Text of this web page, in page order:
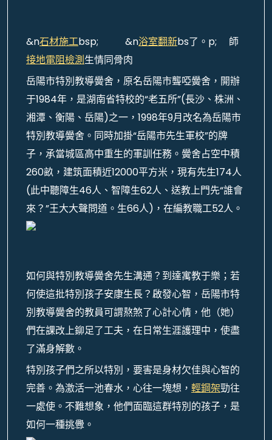
&n石材施工bsp; &n浴室翻新bs了。p; 師
接地電阻檢測生情同骨肉
岳陽市特別教導黌舍，原名岳陽市聾啞黌舍，開辦
于1984年，是湖南省特校的“老五所”(長沙、株洲、
湘潭、衡陽、岳陽)之一，1998年9月改名為岳陽市
特別教導黌舍。同時加掛“岳陽市先生軍校”的牌
子，承當城區高中重生的軍訓任務。黌舍占空中積
260畝，建筑面積近12000平方米，現有先生174人
(此中聽障生46人、智障生62人、送教上門先“誰會
來？”王大大聲問道。生66人)，在編教職工52人。
如何與特別教導黌舍先生溝通？到達寓教于樂；若
何使這批特別孩子安康生長？啟發心智，岳陽市特
別教導黌舍的教員可謂熬煞了心計心情，他（她）
們在課改上鉚足了工夫，在日常生涯護理中，使盡
了滿身解數。
特別孩子們之所以特別，要害是身材欠佳與心智的
完善。為激活一池春水，心往一塊想， 輕鋼架勁往
一處使。不難想象，他們面臨這群特別的孩子，是
如何一種挑釁。